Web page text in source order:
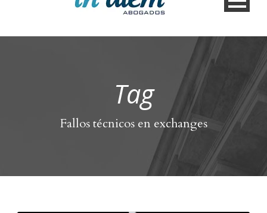
Tag
Fallos técnicos en exchanges